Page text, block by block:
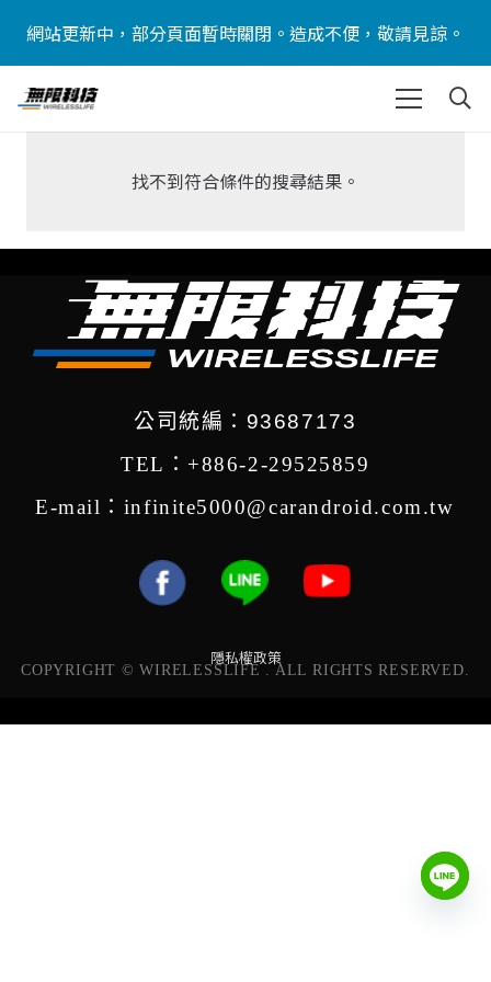
網站更新中，部分頁面暫時關閉。造成不便，敬請見諒。
找不到符合條件的搜尋結果。
公司統編：93687173
TEL：+886-2-29525859
E-mail：infinite5000@carandroid.com.tw
COPYRIGHT © WIRELESSLIFE . ALL RIGHTS RESERVED.
隱私權政策